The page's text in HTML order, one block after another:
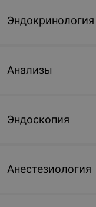
Эндокринология
Анализы
Эндоскопия
Анестезиология